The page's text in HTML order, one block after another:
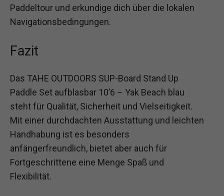
Paddeltour und erkundige dich über die lokalen
Navigationsbedingungen.
Fazit
Das TAHE OUTDOORS SUP-Board Stand Up
Paddle Set aufblasbar 10’6 – Yak Beach blau
steht für Qualität, Sicherheit und Vielseitigkeit.
Mit einer durchdachten Ausstattung und leichten
Handhabung ist es besonders
anfängerfreundlich, bietet aber auch für
Fortgeschrittene eine Menge Spaß und
Flexibilität.